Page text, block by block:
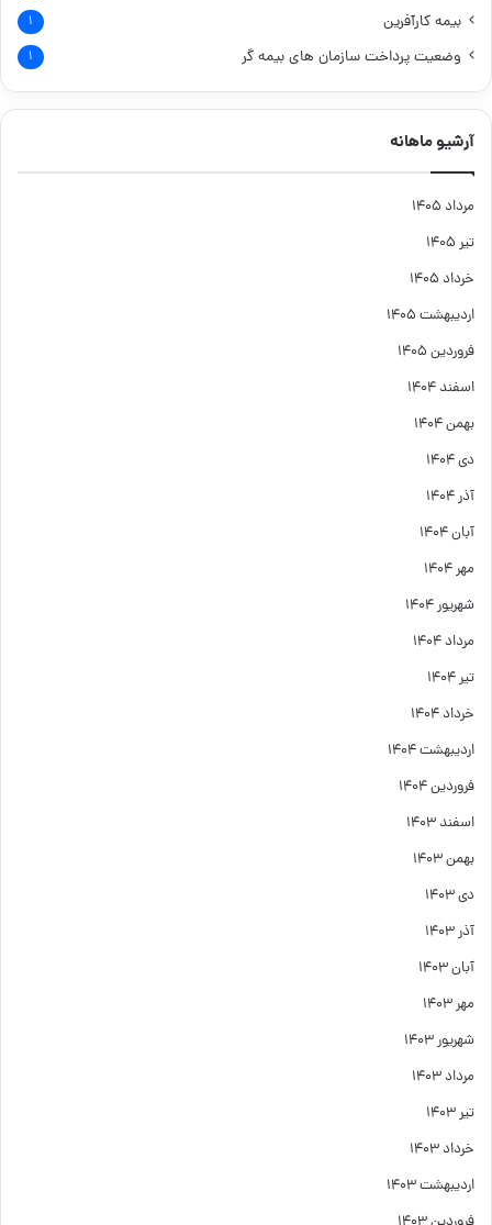
بیمه کارآفرین ۱
وضعیت پرداخت سازمان های بیمه گر ۱
آرشیو ماهانه
مرداد ۱۴۰۵
تیر ۱۴۰۵
خرداد ۱۴۰۵
اردیبهشت ۱۴۰۵
فروردین ۱۴۰۵
اسفند ۱۴۰۴
بهمن ۱۴۰۴
دی ۱۴۰۴
آذر ۱۴۰۴
آبان ۱۴۰۴
مهر ۱۴۰۴
شهریور ۱۴۰۴
مرداد ۱۴۰۴
تیر ۱۴۰۴
خرداد ۱۴۰۴
اردیبهشت ۱۴۰۴
فروردین ۱۴۰۴
اسفند ۱۴۰۳
بهمن ۱۴۰۳
دی ۱۴۰۳
آذر ۱۴۰۳
آبان ۱۴۰۳
مهر ۱۴۰۳
شهریور ۱۴۰۳
مرداد ۱۴۰۳
تیر ۱۴۰۳
خرداد ۱۴۰۳
اردیبهشت ۱۴۰۳